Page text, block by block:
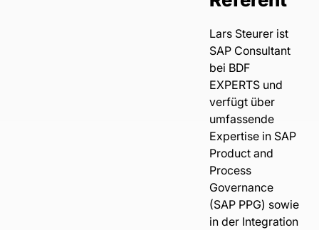
Lars Steurerist
SAP Consultant
bei BDF
EXPERTS und
verfügt über
umfassende
Expertise in SAP
Product and
Process
Governance
(SAP PPG) sowie
in der Integration